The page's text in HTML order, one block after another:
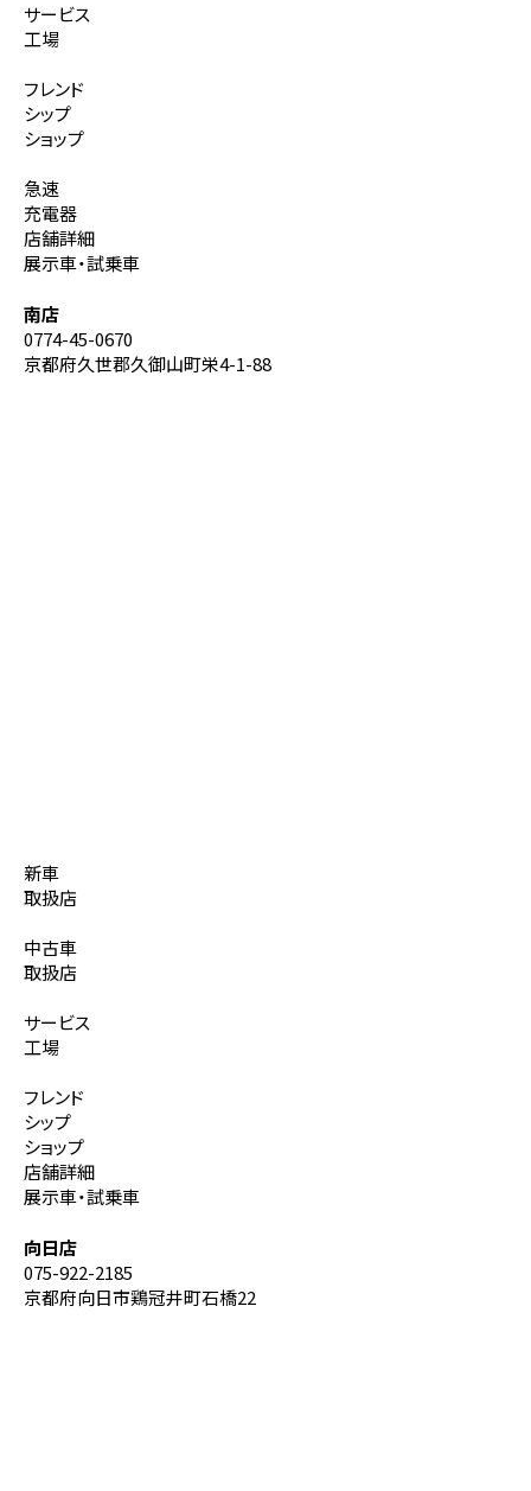
サービス
工場
フレンド
シップ
ショップ
急速
充電器
店舗詳細
展示車・試乗車
南店
0774-45-0670
京都府久世郡久御山町栄4-1-88
新車
取扱店
中古車
取扱店
サービス
工場
フレンド
シップ
ショップ
店舗詳細
展示車・試乗車
向日店
075-922-2185
京都府向日市鶏冠井町石橋22